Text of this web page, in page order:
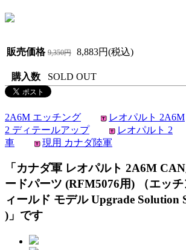
販売価格 9,350円 8,883円(税込)
購入数
SOLD OUT
2A6M エッチング
レオパルト 2A6M
2 ディテールアップ
レオパルト 2
車
現用 カナダ陸軍
「カナダ軍 レオパルト 2A6M
ードパーツ (RFM5076用) （エッ
ィールド モデル Upgrade Solution
)」です